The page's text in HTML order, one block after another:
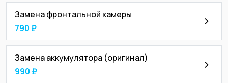
Замена фронтальной камеры
790 ₽
Замена аккумулятора (оригинал)
990 ₽